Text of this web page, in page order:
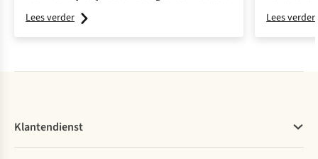
tijdens elke regenbui.
Lees verder
Lees verder
Klantendienst